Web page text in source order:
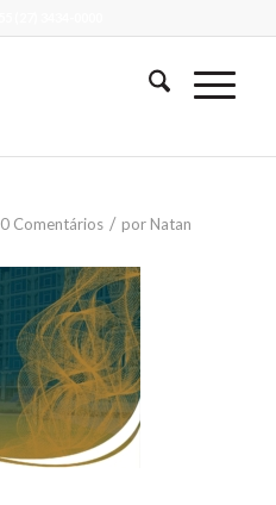
0 Comentários / por Natan